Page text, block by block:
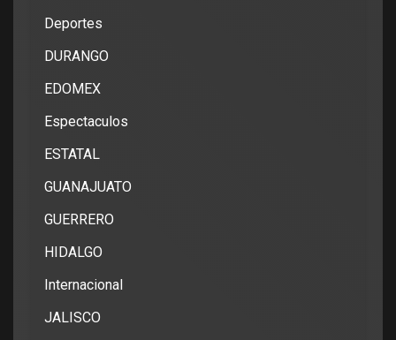
Deportes
DURANGO
EDOMEX
Espectaculos
ESTATAL
GUANAJUATO
GUERRERO
HIDALGO
Internacional
JALISCO